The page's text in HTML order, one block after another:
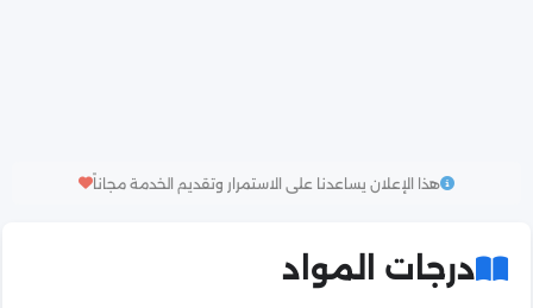
هذا الإعلان يساعدنا على الاستمرار وتقديم الخدمة مجاناً
درجات المواد